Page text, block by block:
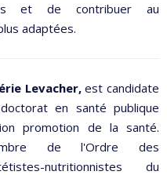
et de contribuer au
adaptées.
Levacher,est candidate
en santé publique
promotion de la santé.
de l'Ordre des
nutritionnistes du